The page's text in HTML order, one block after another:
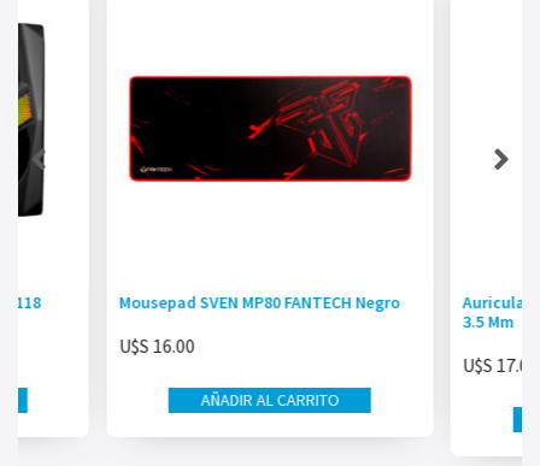
Mousepad SVEN MP80 FANTECH Negro
U$S 16.00
AÑADIR AL CARRITO
3.5 Mm
U$S 17.00